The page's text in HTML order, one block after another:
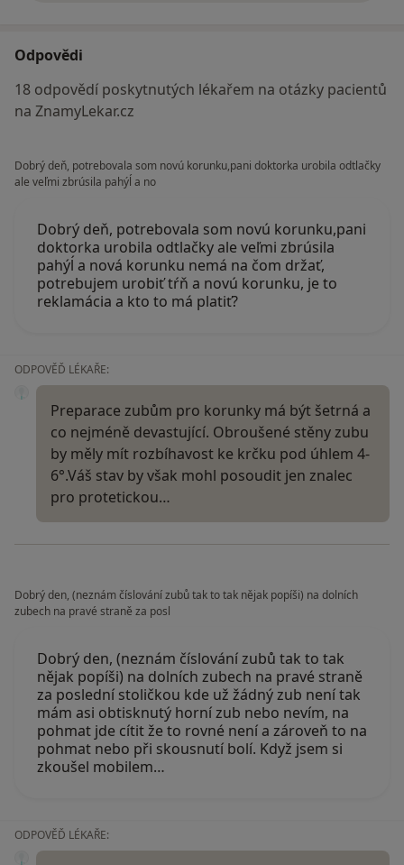
Odpovědi
18 odpovědí poskytnutých lékařem na otázky pacientů
na ZnamyLekar.cz
Dobrý deň, potrebovala som novú korunku,pani doktorka urobila odtlačky
ale veľmi zbrúsila pahýĺ a no
Dobrý deň, potrebovala som novú korunku,pani
doktorka urobila odtlačky ale veľmi zbrúsila
pahýĺ a nová korunku nemá na čom držať,
potrebujem urobiť tŕň a novú korunku, je to
reklamácia a kto to má platiť?
ODPOVĚĎ LÉKAŘE:
Preparace zubům pro korunky má být šetrná a
co nejméně devastující. Obroušené stěny zubu
by měly mít rozbíhavost ke krčku pod úhlem 4-
6°.Váš stav by však mohl posoudit jen znalec
pro protetickou…
Dobrý den, (neznám číslování zubů tak to tak nějak popíši) na dolních
zubech na pravé straně za posl
Dobrý den, (neznám číslování zubů tak to tak
nějak popíši) na dolních zubech na pravé straně
za poslední stoličkou kde už žádný zub není tak
mám asi obtisknutý horní zub nebo nevím, na
pohmat jde cítit že to rovné není a zároveň to na
pohmat nebo při skousnutí bolí. Když jsem si
zkoušel mobilem…
ODPOVĚĎ LÉKAŘE: